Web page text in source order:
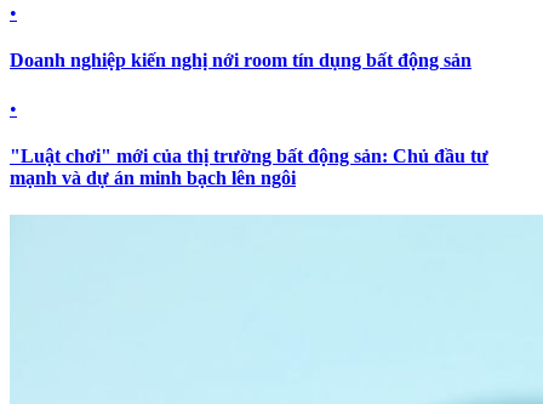
•
Doanh nghiệp kiến nghị nới room tín dụng bất động sản
•
"Luật chơi" mới của thị trường bất động sản: Chủ đầu tư
mạnh và dự án minh bạch lên ngôi